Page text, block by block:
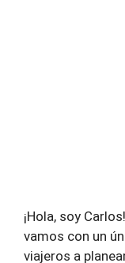
¡Hola, soy
vamos con un
viajeros a